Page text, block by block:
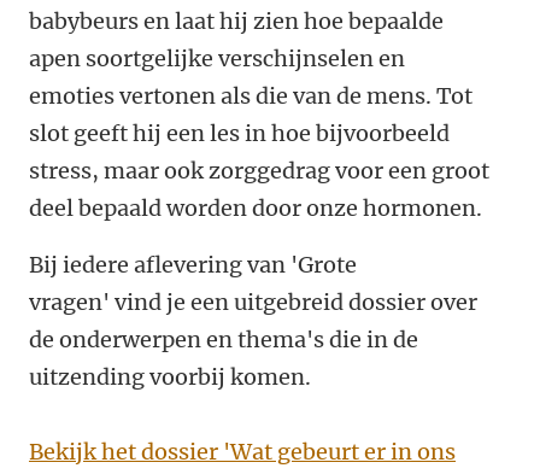
babybeurs en laat hij zien hoe bepaalde
apen soortgelijke verschijnselen en
emoties vertonen als die van de mens. Tot
slot geeft hij een les in hoe bijvoorbeeld
stress, maar ook zorggedrag voor een groot
deel bepaald worden door onze hormonen.
Bij iedere aflevering van 'Grote
vragen' vind je een uitgebreid dossier over
de onderwerpen en thema's die in de
uitzending voorbij komen.
Bekijk het dossier 'Wat gebeurt er in ons